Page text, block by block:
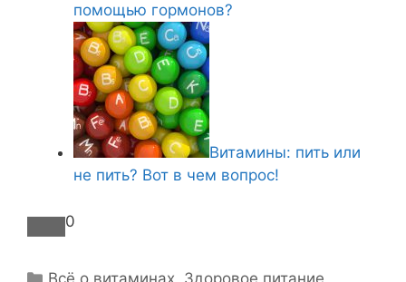
помощью гормонов?
Витамины: пить или
не пить? Вот в чем вопрос!
0
Р
Всё о витаминах Здоровое питание